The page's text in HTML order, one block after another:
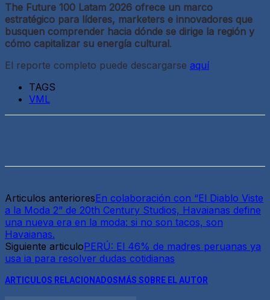
The Future 100 Latam 2026 ofrece un marco
estratégico para líderes, marketers e innovadores que
busquen comprender hacia dónde se dirige la región y
cómo capitalizar su energía cultural.
El reporte completo puede descargarse aquí
TAGS
VML
Articulos anterioresEn colaboración con “El Diablo Viste
a la Moda 2” de 20th Century Studios, Havaianas define
una nueva era en la moda: si no son tacos, son
Havaianas.
Siguiente articuloPERÚ: El 46% de madres peruanas ya
usa ia para resolver dudas cotidianas
ARTICULOS RELACIONADOS MÁS SOBRE EL AUTOR